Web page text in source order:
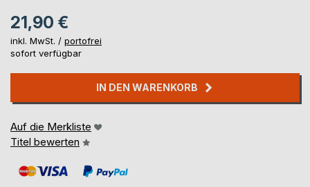
21,90 €
inkl. MwSt. / portofrei
sofort verfügbar
IN DEN WARENKORB
Auf die Merkliste
Titel bewerten